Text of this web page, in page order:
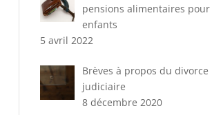
pensions alimentaires pour
enfants
5 avril 2022
Brèves à propos du divorce
judiciaire
8 décembre 2020